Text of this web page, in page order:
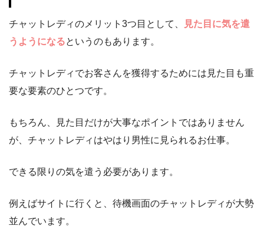
チャットレディのメリット3つ目として、
見た目に気を遣
うようになるというのもあります。
チャットレディでお客さんを獲得するためには見た目も重
要な要素のひとつです。
もちろん、見た目だけが大事なポイントではありません
が、チャットレディはやはり男性に見られるお仕事。
できる限りの気を遣う必要があります。
例えばサイトに行くと、待機画面のチャットレディが大勢
並んでいます。